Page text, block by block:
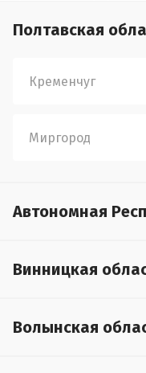
Полтавская
Кременчуг
Миргород
Автономная
Винницкая
Волынская